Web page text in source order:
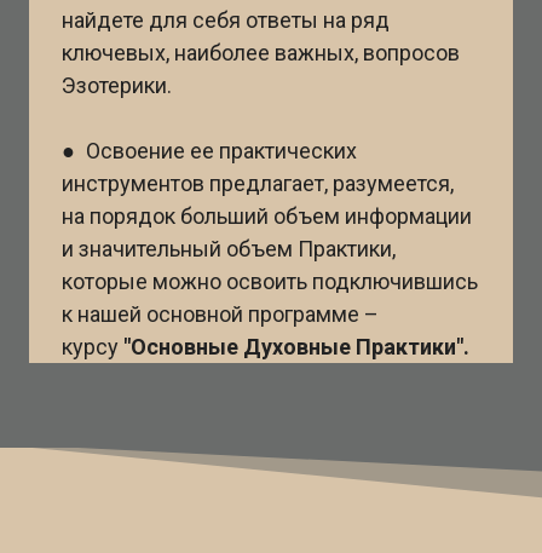
найдете для себя ответы на ряд
ключевых, наиболее важных, вопросов
Эзотерики.
● Освоение ее практических
инструментов предлагает, разумеется,
на порядок больший объем информации
и значительный объем Практики,
которые можно освоить подключившись
к нашей основной программе –
курсу "Основные Духовные Практики".